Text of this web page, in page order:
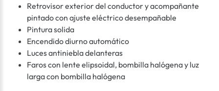
Retrovisor exterior del conductor y acompañante
pintado con ajuste eléctrico desempañable
Pintura solida
Encendido diurno automático
Luces antiniebla delanteras
Faros con lente elipsoidal, bombilla halógena y luz
larga con bombilla halógena